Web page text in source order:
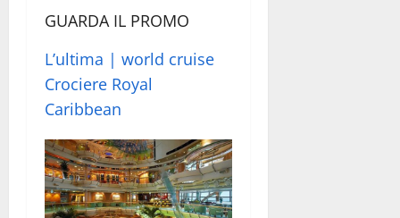
GUARDA IL PROMO
L’ultima | world cruise
Crociere Royal
Caribbean